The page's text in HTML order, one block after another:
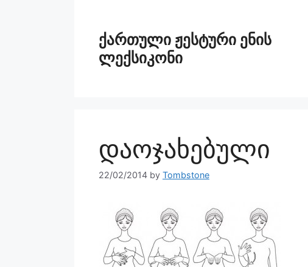
ქართული ჟესტური ენის
ლექსიკონი
დაოჯახებული
22/02/2014 by Tombstone